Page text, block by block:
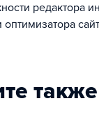
редактора
оптимизатора
также